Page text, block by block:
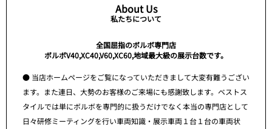
About Us
私たちについて
全国屈指のボルボ専門店
ボルボV40,XC40,V60,XC60,地域最大級の展示台数です。
● 当店ホームページをご覧になっていただきまして大変有難うござい
ます。また連日、大勢のお客様のご来場にも感謝致します。ベストス
タイルでは単にボルボを専門的に扱うだけでなく本当の専門店として
日々研修ミーティングを行い車両知識・展示車両１台１台の車両状